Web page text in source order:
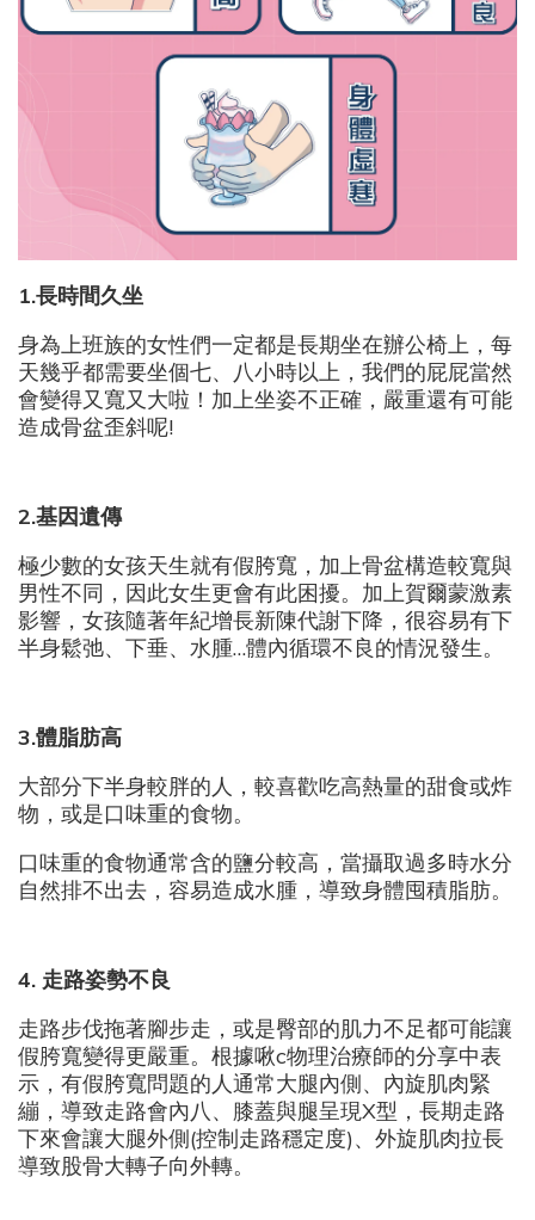
1.長時間久坐
身為上班族的女性們一定都是長期坐在辦公椅上，每
天幾乎都需要坐個七、八小時以上，我們的屁屁當然
會變得又寬又大啦！加上坐姿不正確，嚴重還有可能
造成骨盆歪斜呢!
2.基因遺傳
極少數的女孩天生就有假胯寬，加上骨盆構造較寬與
男性不同，因此女生更會有此困擾。加上賀爾蒙激素
影響，女孩隨著年紀增長新陳代謝下降，很容易有下
半身鬆弛、下垂、水腫…體內循環不良的情況發生。
3.體脂肪高
大部分下半身較胖的人，較喜歡吃高熱量的甜食或炸
物，或是口味重的食物。
口味重的食物通常含的鹽分較高，當攝取過多時水分
自然排不出去，容易造成水腫，導致身體囤積脂肪。
4. 走路姿勢不良
走路步伐拖著腳步走，或是臀部的肌力不足都可能讓
假胯寬變得更嚴重。根據啾c物理治療師的分享中表
示，有假胯寬問題的人通常大腿內側、內旋肌肉緊
繃，導致走路會內八、膝蓋與腿呈現X型，長期走路
下來會讓大腿外側(控制走路穩定度)、外旋肌肉拉長
導致股骨大轉子向外轉。